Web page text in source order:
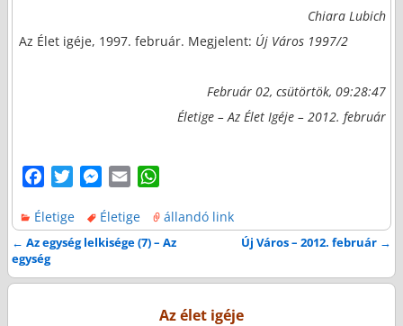
Chiara Lubich
Az Élet igéje, 1997. február. Megjelent: Új Város 1997/2
Február 02, csütörtök, 09:28:47
Életige – Az Élet Igéje – 2012. február
c
e
b
o
i
t
e
M
s
s
n
a
i
a
t
A
p
Életige Életige állandó link
Bejegyzés navigáció
← Az egység lelkisége (7) – Az
egység
Új Város – 2012. február →
Az élet igéje